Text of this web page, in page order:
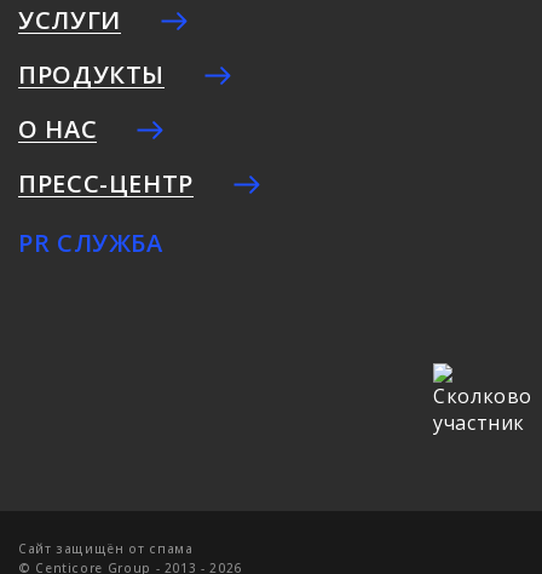
УСЛУГИ
ПРОДУКТЫ
О НАС
ПРЕСС-ЦЕНТР
PR СЛУЖБА
Cайт защищён от спама
© Centicore Group - 2013 - 2026